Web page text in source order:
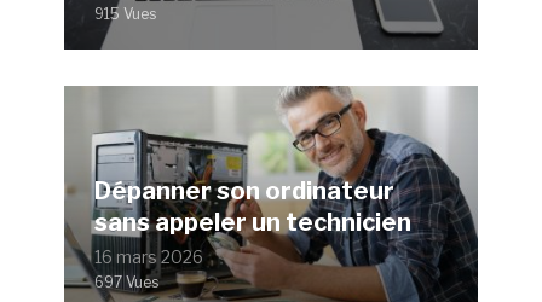
915 Vues
Dépanner son ordinateur
sans appeler un technicien
16 mars 2026
697 Vues